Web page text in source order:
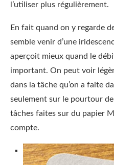
l’utiliser plus régulièrement.
En fait quand on y regarde
semble venir d’une
aperçoit mieux quand le
important. On peut voir
dans la tâche qu’on a faite
seulement sur le pourtour
tâches faites sur du papier
compte.